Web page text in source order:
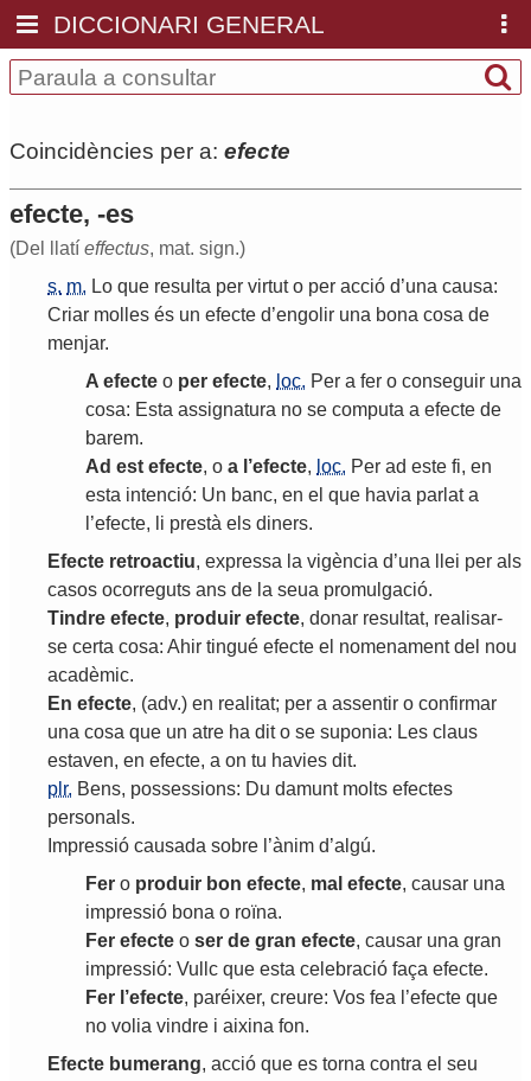
DICCIONARI GENERAL
Coincidències per a: efecte
efecte, -es
(Del llatí effectus, mat. sign.)
s. m. Lo que resulta per virtut o per acció d’una causa:
Criar molles és un efecte d’engolir una bona cosa de
menjar.
A efecte o per efecte, loc. Per a fer o conseguir una
cosa: Esta assignatura no se computa a efecte de
barem.
Ad est efecte, o a ’efecte, loc. Per ad este fi, en
esta intenció: Un banc, en el que havia parlat a
’efecte, li prestà els diners.
Efecte retroactiu, expressa la vigència d’una llei per als
casos ocorreguts ans de la seua promulgació.
Tindre efecte, produir efecte, donar resultat, realisar-
se certa cosa: Ahir tingué efecte el nomenament del nou
acadèmic.
En efecte, (adv.) en realitat; per a assentir o confirmar
una cosa que un atre ha dit o se suponia: Les claus
estaven, en efecte, a on tu havies dit.
plr. Bens, possessions: Du damunt molts efectes
personals.
Impressió causada sobre ’ànim d’algú.
Fer o produir bon efecte, mal efecte, causar una
impressió bona o roïna.
Fer efecte o ser de gran efecte, causar una gran
impressió: Vullc que esta celebració faça efecte.
Fer ’efecte, paréixer, creure: Vos fea ’efecte que
no volia vindre i aixina fon.
Efecte bumerang, acció que es torna contra el seu